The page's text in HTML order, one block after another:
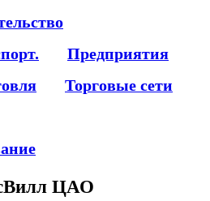
Предприятия
Торговые сети
ЦАО